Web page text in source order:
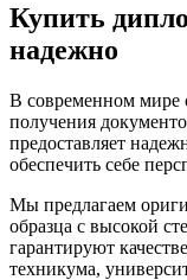
Купить
надежно
В современном мире
получения
предоставляет
обеспечить себе
Мы предлагаем
образца с высокой
гарантируют
техникума,